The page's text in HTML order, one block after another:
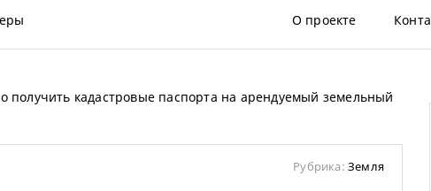
О проекте
получить кадастровые паспорта на арендуемый земельный
Рубрика: Земля